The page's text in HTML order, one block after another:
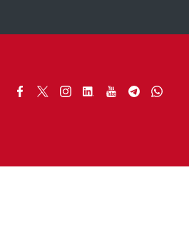
Seguici SeguiciSeguici Seguici SeguiciSeguiciSeguici